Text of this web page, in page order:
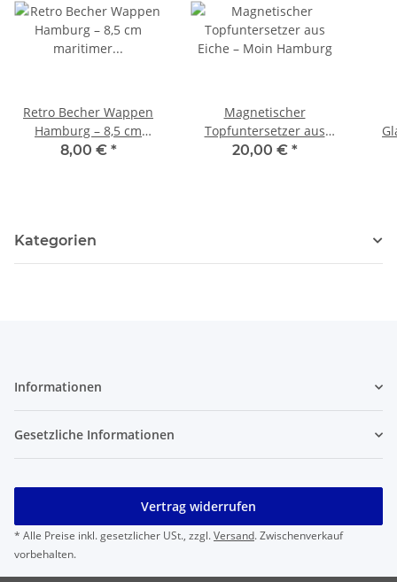
Retro Becher Wappen
Hamburg – 8,5 cm
maritimer Kaffeebecher
8,00 € *
Magnetischer
Topfuntersetzer aus
Eiche – Moin Hamburg
20,00 € *
Kategorien
Informationen
Gesetzliche Informationen
Vertrag widerrufen
* Alle Preise inkl. gesetzlicher USt., zzgl.Versand. Zwischenverkauf
vorbehalten.